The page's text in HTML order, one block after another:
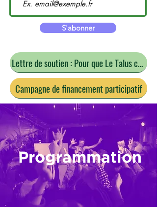
S'abonner
Lettre de soutien : Pour que Le Talus continue
Campagne de financement participatif
Programmation